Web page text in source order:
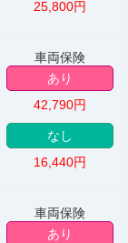
25,800円
車両保険
あり
42,790円
なし
16,440円
車両保険
あり